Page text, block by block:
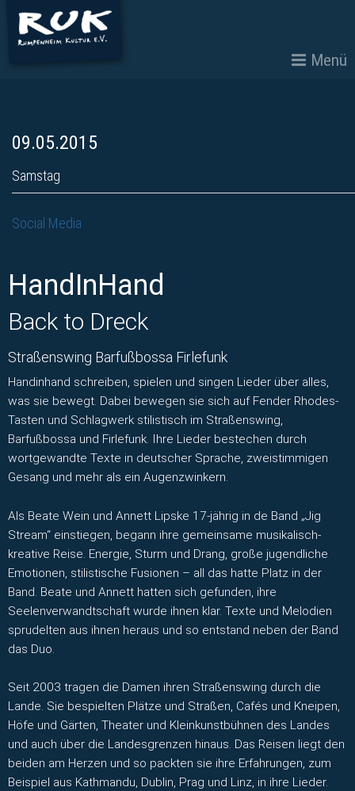
Menü
09.05.2015
Samstag
Social Media
HandInHand
Back to Dreck
Straßenswing Barfußbossa Firlefunk
Handinhand schreiben, spielen und singen Lieder über alles,
was sie bewegt. Dabei bewegen sie sich auf Fender Rhodes-
Tasten und Schlagwerk stilistisch im Straßenswing,
Barfußbossa und Firlefunk. Ihre Lieder bestechen durch
wortgewandte Texte in deutscher Sprache, zweistimmigen
Gesang und mehr als ein Augenzwinkern.
Als Beate Wein und Annett Lipske 17-jährig in de Band „Jig
Stream“ einstiegen, begann ihre gemeinsame musikalisch-
kreative Reise. Energie, Sturm und Drang, große jugendliche
Emotionen, stilistische Fusionen – all das hatte Platz in der
Band. Beate und Annett hatten sich gefunden, ihre
Seelenverwandtschaft wurde ihnen klar. Texte und Melodien
sprudelten aus ihnen heraus und so entstand neben der Band
das Duo.
Seit 2003 tragen die Damen ihren Straßenswing durch die
Lande. Sie bespielten Plätze und Straßen, Cafés und Kneipen,
Höfe und Gärten, Theater und Kleinkunstbühnen des Landes
und auch über die Landesgrenzen hinaus. Das Reisen liegt den
beiden am Herzen und so packten sie ihre Erfahrungen, zum
Beispiel aus Kathmandu, Dublin, Prag und Linz, in ihre Lieder.